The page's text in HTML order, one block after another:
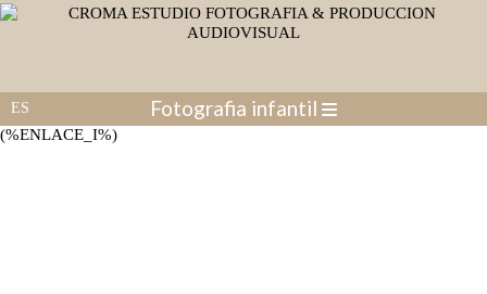
Fotografia infantil
(%ENLACE_I%)